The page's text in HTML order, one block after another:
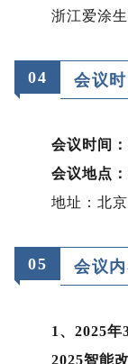
浙江爱涂
04 会议
会议时间
会议地点
地址：北
05 会议
1、2025年
2025智能